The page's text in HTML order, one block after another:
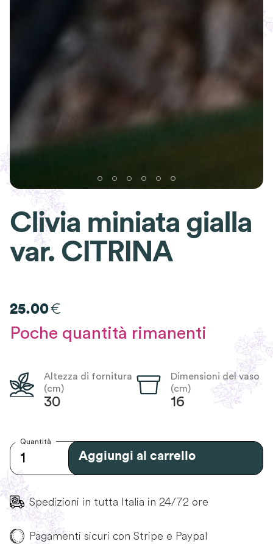
Clivia miniata gialla
var. CITRINA
25.00€
Poche quantità rimanenti
Altezza di fornitura
(cm)
30
Dimensioni del vaso
(cm)
16
Quantità
Aggiungi al carrello
Spedizioni in tutta Italia in 24/72 ore
Pagamenti sicuri con Stripe e Paypal